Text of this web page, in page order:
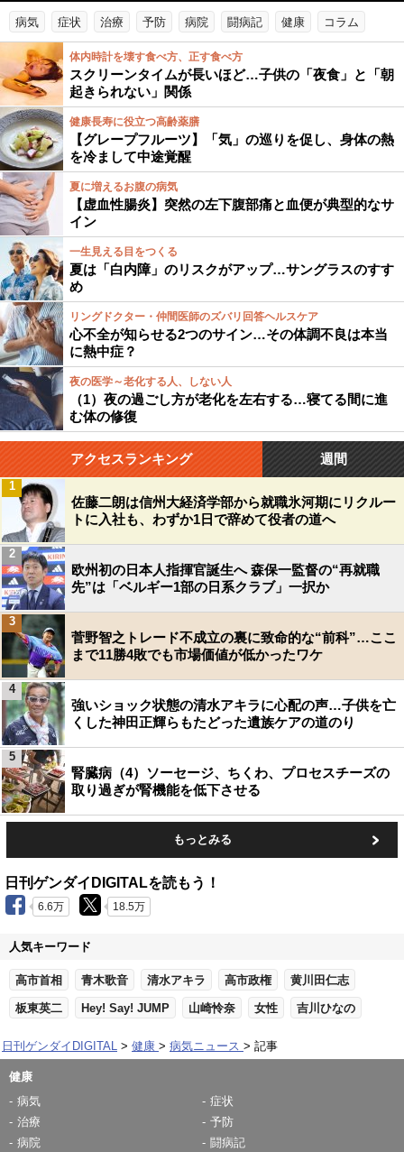
病気 症状 治療 予防 病院 闘病記 健康 コラム
体内時計を壊す食べ方、正す食べ方
スクリーンタイムが長いほど…子供の「夜食」と「朝
起きられない」関係
健康長寿に役立つ高齢薬膳
【グレープフルーツ】「気」の巡りを促し、身体の熱
を冷まして中途覚醒
夏に増えるお腹の病気
【虚血性腸炎】突然の左下腹部痛と血便が典型的なサ
イン
一生見える目をつくる
夏は「白内障」のリスクがアップ…サングラスのすす
め
リングドクター・仲間医師のズバリ回答ヘルスケア
心不全が知らせる2つのサイン…その体調不良は本当
に熱中症？
夜の医学～老化する人、しない人
（1）夜の過ごし方が老化を左右する…寝てる間に進
む体の修復
アクセスランキング 週間
佐藤二朗は信州大経済学部から就職氷河期にリクルー
トに入社も、わずか1日で辞めて役者の道へ
1
欧州初の日本人指揮官誕生へ 森保一監督の“再就職
先”は「ベルギー1部の日系クラブ」一択か
2
菅野智之トレード不成立の裏に致命的な“前科”…ここ
まで11勝4敗でも市場価値が低かったワケ
3
強いショック状態の清水アキラに心配の声…子供を亡
くした神田正輝らもたどった遺族ケアの道のり
4
腎臓病（4）ソーセージ、ちくわ、プロセスチーズの
取り過ぎが腎機能を低下させる
5
もっとみる
日刊ゲンダイDIGITALを読もう！
6.6万 18.5万
人気キーワード
高市首相 青木歌音 清水アキラ 高市政権 黄川田仁志
板東英二 Hey! Say! JUMP 山崎怜奈 女性 吉川ひなの
日刊ゲンダイDIGITAL 健康 病気ニュース 記事
健康
病気
症状
治療
予防
病院
闘病記